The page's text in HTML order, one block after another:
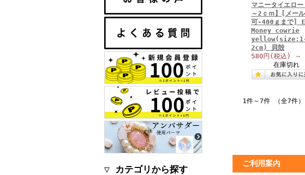
▽ カテゴリから探す
マニータイエロ
～2ｃｍ】[メー
可-400ｇまで]
Money cowrie
2cm) 貝殻
580円 (税込)
～
在庫切れ
1件～7件 （全7件）
ご利用案内